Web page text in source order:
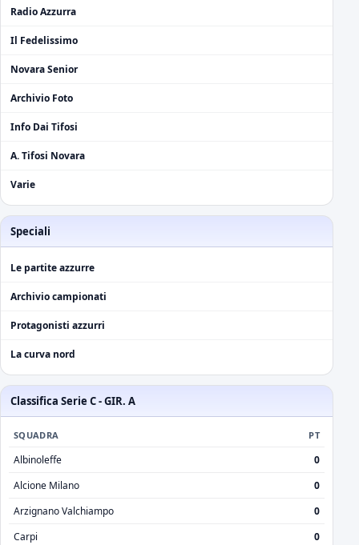
Radio Azzurra
Il Fedelissimo
Novara Senior
Archivio Foto
Info Dai Tifosi
A. Tifosi Novara
Varie
Speciali
Le partite azzurre
Archivio campionati
Protagonisti azzurri
La curva nord
Classifica Serie C - GIR. A
SQUADRA PT
Albinoleffe
0
Alcione Milano
0
Arzignano Valchiampo
0
Carpi
0